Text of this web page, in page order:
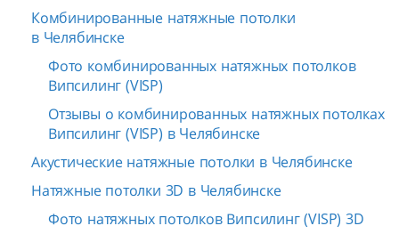
Комбинированные натяжные потолки
в Челябинске
Фото комбинированных натяжных потолков
Випсилинг (VISP)
Отзывы о комбинированных натяжных потолках
Випсилинг (VISP) в Челябинске
Акустические натяжные потолки в Челябинске
Натяжные потолки 3D в Челябинске
Фото натяжных потолков Випсилинг (VISP) 3D